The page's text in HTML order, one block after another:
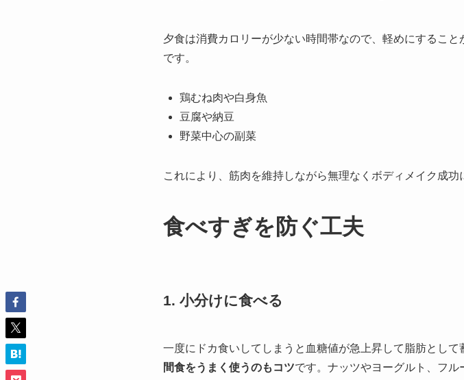
夕食は消費カロリーが少ない時間帯なので、軽めにすること
です。
鶏むね肉や白身魚
豆腐や納豆
野菜中心の副菜
これにより、筋肉を維持しながら無理なくボディメイク成功
食べすぎを防ぐ工夫
1. 小分けに食べる
一度にドカ食いしてしまうと血糖値が急上昇して脂肪として
間食をうまく使うのもコツです。ナッツやヨーグルト、フ